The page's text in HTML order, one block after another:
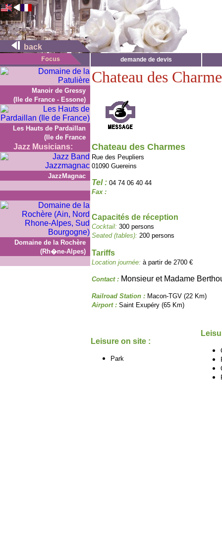
back
demande de devis
Manoir de Gressy
(Ile de France - Essone)
Les Hauts de Pardaillan
(Ile de France
Jazz Musicians:
JazzMagnac
Domaine de la Rochère
(Rh�ne-Alpes)
Chateau des
Chateau des Charmes
Rue des Peupliers
01090 Guereins
Tel : 04 74 06 40 44
Fax :
Capacités de réception
Cocktail: 300 persons
Seated (tables): 200 persons
Tariffs
Location journée: à partir de 2700 €
Contact : Monsieur et Madame
Railroad Station : Macon-TGV (22 Km)
Airport : Saint Exupéry (65 Km)
Leisure on site :
Park